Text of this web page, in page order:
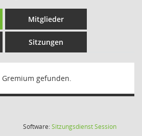
Mitglieder
Sitzungen
gefunden.
Software:SitzungsdienstSession(Wird in